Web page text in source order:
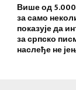
Више од
за само
показује да
за српско
наслеђе не